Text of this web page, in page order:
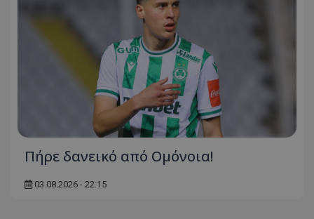
Πήρε δανεικό από Ομόνοια!
03.08.2026 - 22:15